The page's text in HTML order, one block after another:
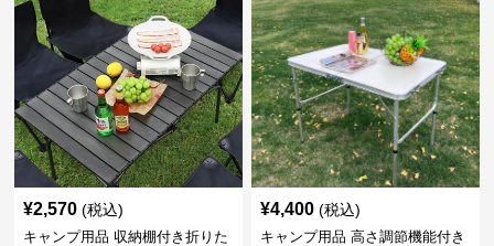
¥2,570 (税込)
キャンプ用品 収納棚付き折りた
¥4,400 (税込)
キャンプ用品 高さ調節機能付き